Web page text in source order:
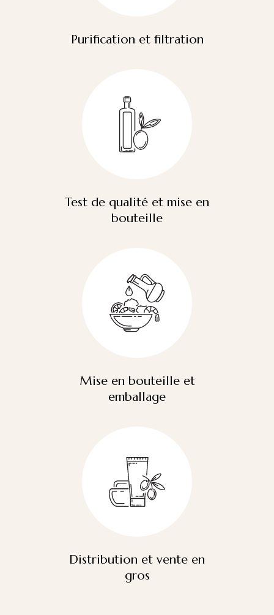
Purification et filtration
Test de qualité et mise en
bouteille
Mise en bouteille et
emballage
Distribution et vente en
gros